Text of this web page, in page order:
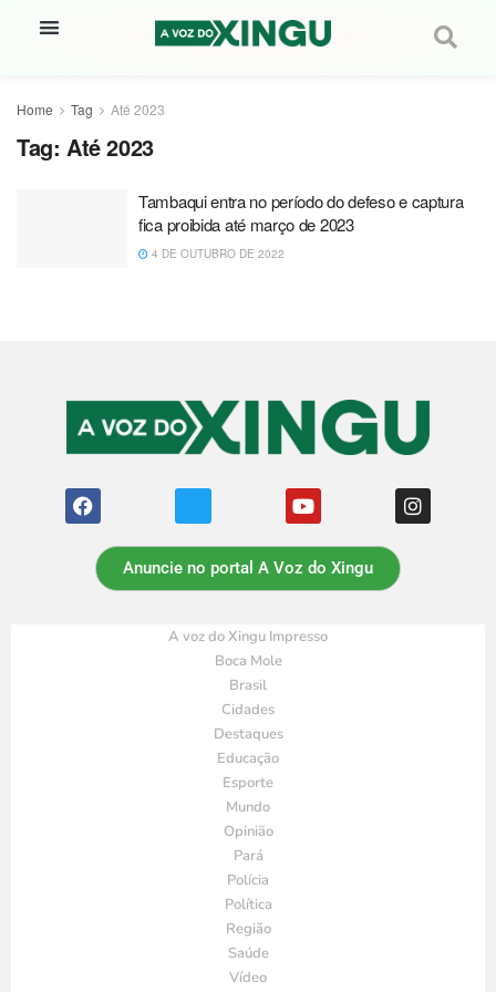
Home Tag Até 2023
Tag: Até 2023
Tambaqui entra no período do defeso e captura
fica proibida até março de 2023
4 DE OUTUBRO DE 2022
Anuncie no portal A Voz do Xingu
A voz do Xingu Impresso
Boca Mole
Brasil
Cidades
Destaques
Educação
Esporte
Mundo
Opinião
Pará
Polícia
Política
Região
Saúde
Vídeo